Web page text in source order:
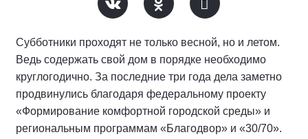
Субботники проходят не только весной, но и летом.
Ведь содержать свой дом в порядке необходимо
круглогодично. За последние три года дела заметно
продвинулись благодаря федеральному проекту
«Формирование комфортной городской среды» и
региональным программам «Благодвор» и «30/70».